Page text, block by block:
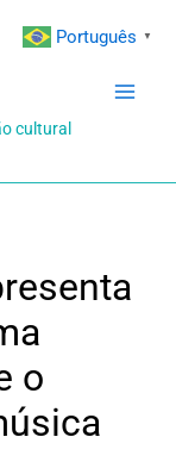
cultural
o
Português ▼